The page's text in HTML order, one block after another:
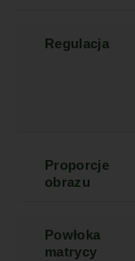
Regulacja
Proporcje
obrazu
Powłoka
matrycy